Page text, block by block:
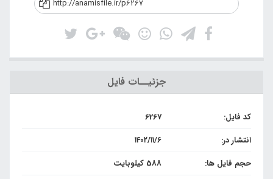
http://anamisfile.ir/p6267
جزئیــات فایل
کد فایل:
6267
انتشار در:
۱۴۰۲/۱۱/۶
حجم فایل ها:
588 کیلوبایت